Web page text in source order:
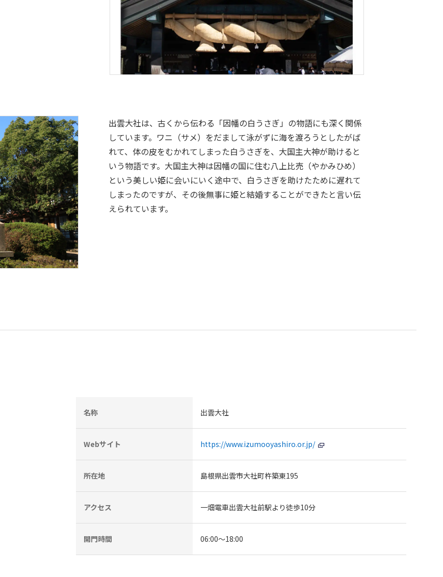
出雲大社は、古くから伝わる「因幡の白うさぎ」の物語にも深く関係
しています。ワニ（サメ）をだまして泳がずに海を渡ろうとしたがば
れて、体の皮をむかれてしまった白うさぎを、大国主大神が助けると
いう物語です。大国主大神は因幡の国に住む八上比売（やかみひめ）
という美しい姫に会いにいく途中で、白うさぎを助けたために遅れて
しまったのですが、その後無事に姫と結婚することができたと言い伝
えられています。
名称 出雲大社
Webサイト https://www.izumooyashiro.or.jp/
所在地 島根県出雲市大社町杵築東195
アクセス 一畑電車出雲大社前駅より徒歩10分
開門時間 06:00～18:00